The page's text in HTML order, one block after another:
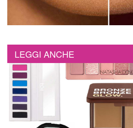
LEGGI ANCHE